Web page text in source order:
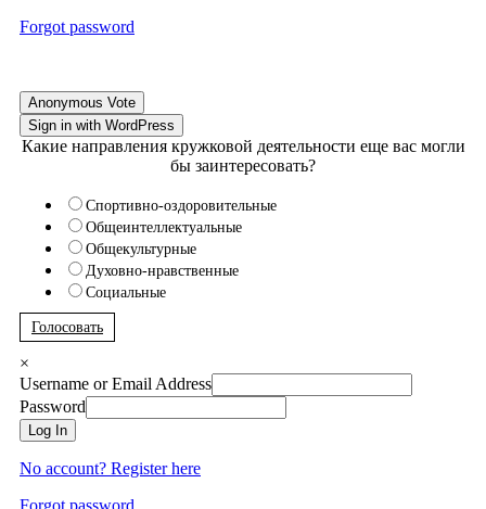
Forgot password
Anonymous Vote
Sign in with WordPress
Какие направления кружковой деятельности еще вас могли
бы заинтересовать?
Спортивно-оздоровительные
Общеинтеллектуальные
Общекультурные
Духовно-нравственные
Социальные
Голосовать
×
Username or Email Address
Password
Log In
No account? Register here
Forgot password